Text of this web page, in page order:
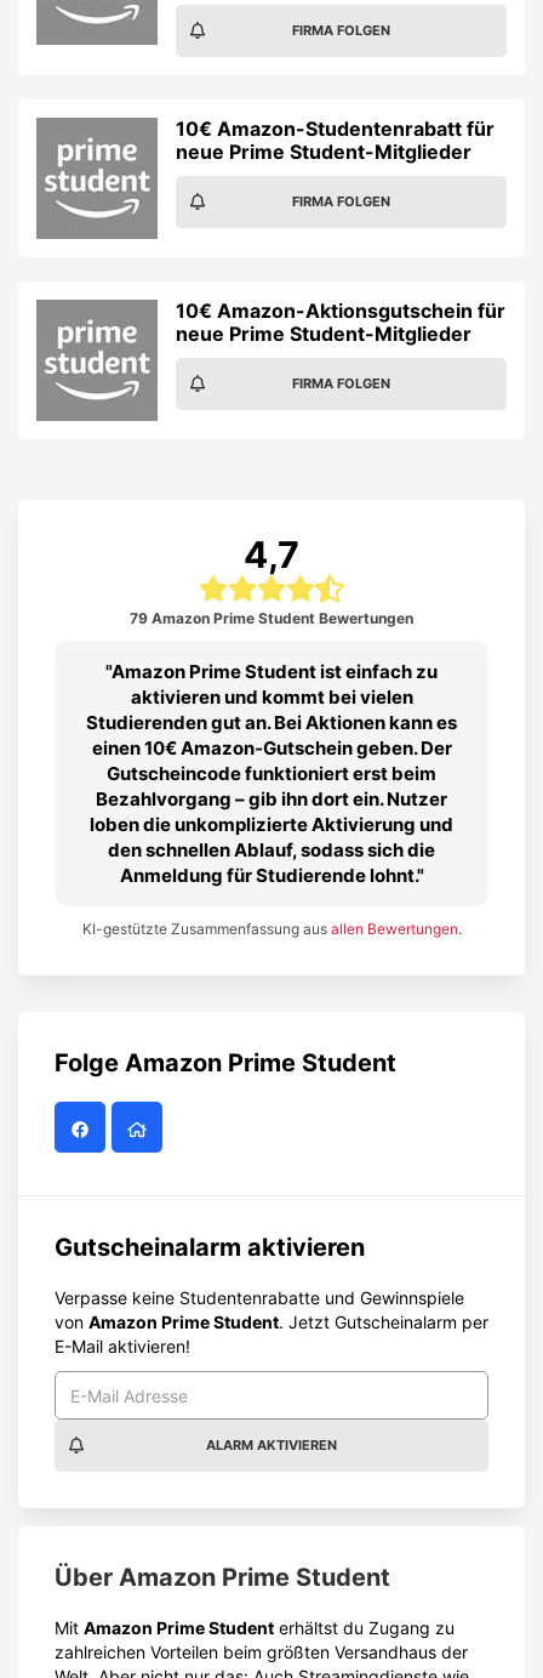
FIRMA FOLGEN
10€ Amazon-Studentenrabatt für
neue Prime Student-Mitglieder
FIRMA FOLGEN
10€ Amazon-Aktionsgutschein für
neue Prime Student-Mitglieder
FIRMA FOLGEN
4,7
79 Amazon Prime Student Bewertungen
Amazon Prime Student ist einfach zu
aktivieren und kommt bei vielen
Studierenden gut an. Bei Aktionen kann es
einen 10€ Amazon‑Gutschein geben. Der
Gutscheincode funktioniert erst beim
Bezahlvorgang – gib ihn dort ein. Nutzer
loben die unkomplizierte Aktivierung und
den schnellen Ablauf, sodass sich die
Anmeldung für Studierende lohnt.
KI-gestützte Zusammenfassung aus allen Bewertungen.
Folge Amazon Prime Student
Gutscheinalarm aktivieren
Verpasse keine Studentenrabatte und Gewinnspiele
von Amazon Prime Student. Jetzt Gutscheinalarm per
E-Mail aktivieren!
ALARM AKTIVIEREN
Über Amazon Prime Student
Mit Amazon Prime Student erhältst du Zugang zu
zahlreichen Vorteilen beim größten Versandhaus der